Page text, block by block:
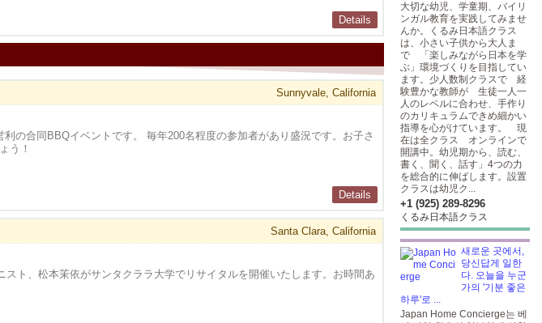
Details
Sunnyvale, California
の合同BBQイベントです。 毎年200名程度の参加者があり盛況です。お子さ
う！
Details
Santa Clara, California
ト、松本茉依がサンタクララ大学でリサイタルを開催いたします。お時間あ
大切な幼児、学童期、バイリ
ンガル教育を実践してみませ
んか。くるみ日本語クラス
は、小さい子供から大人ま
で 「楽しみながら日本を学
ぶ」環境づくりを目指してい
ます。少人数制クラスで 経
験豊かな教師が 生徒一人一
人のレベルに合わせ、手作り
のカリキュラムできめ細かい
指導を心がけています。 現
在は全クラス オンラインで
開講中。幼児期から、読む、
書く、聞く、話す」4つの力
を総合的に伸ばします。設置
クラスは幼児ク...
+1 (925) 289-8296
くるみ日本語クラス
새로운 곳에서,
당신답게 일한
다. 오늘을 누군
가의 '기분 좋은
하루'로 ...
Japan Home Concierge는 베